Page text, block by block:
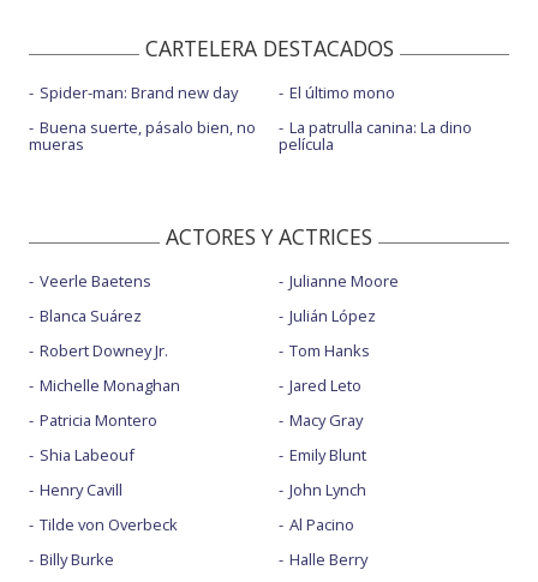
CARTELERA DESTACADOS
Spider-man: Brand new day
Buena suerte, pásalo bien, no
mueras
El último mono
La patrulla canina: La dino
película
ACTORES Y ACTRICES
Veerle Baetens
Blanca Suárez
Robert Downey Jr.
Michelle Monaghan
Patricia Montero
Shia Labeouf
Henry Cavill
Tilde von Overbeck
Billy Burke
Julianne Moore
Julián López
Tom Hanks
Jared Leto
Macy Gray
Emily Blunt
John Lynch
Al Pacino
Halle Berry